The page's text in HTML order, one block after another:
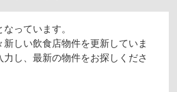
っています。
しい飲食店物件を更新していま
し、最新の物件をお探しくださ